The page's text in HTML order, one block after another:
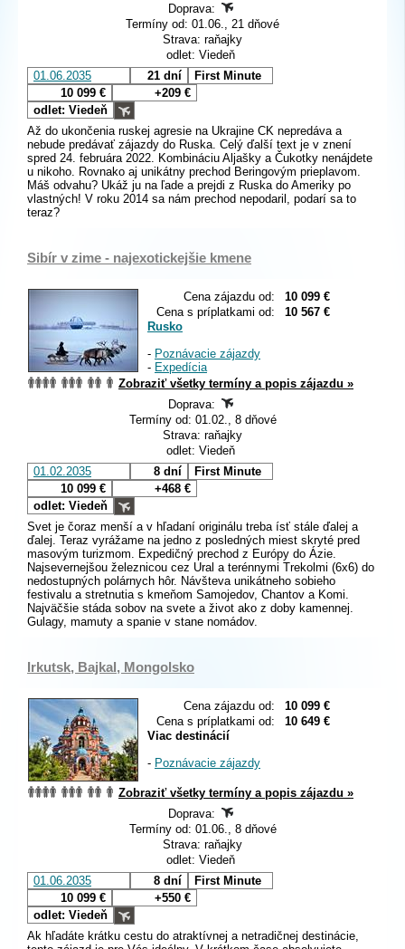
Doprava:
Termíny od: 01.06., 21 dňové
Strava: raňajky
odlet: Viedeň
01.06.2035
21 dní
First Minute
10 099 €
+209 €
odlet: Viedeň
Až do ukončenia ruskej agresie na Ukrajine CK nepredáva a
nebude predávať zájazdy do Ruska. Celý ďalší text je v znení
spred 24. februára 2022. Kombináciu Aljašky a Čukotky nenájdete
u nikoho. Rovnako aj unikátny prechod Beringovým prieplavom.
Máš odvahu? Ukáž ju na ľade a prejdi z Ruska do Ameriky po
vlastných! V roku 2014 sa nám prechod nepodaril, podarí sa to
teraz?
Sibír v zime - najexotickejšie kmene
Cena zájazdu od:
10 099 €
Cena s príplatkami od:
10 567 €
Rusko
- Poznávacie zájazdy
- Expedícia
Zobraziť všetky termíny a popis zájazdu »
Doprava:
Termíny od: 01.02., 8 dňové
Strava: raňajky
odlet: Viedeň
01.02.2035
8 dní
First Minute
10 099 €
+468 €
odlet: Viedeň
Svet je čoraz menší a v hľadaní originálu treba ísť stále ďalej a
ďalej. Teraz vyrážame na jedno z posledných miest skryté pred
masovým turizmom. Expedičný prechod z Európy do Ázie.
Najsevernejšou železnicou cez Ural a terénnymi Trekolmi (6x6) do
nedostupných polárnych hôr. Návšteva unikátneho sobieho
festivalu a stretnutia s kmeňom Samojedov, Chantov a Komi.
Najväčšie stáda sobov na svete a život ako z doby kamennej.
Gulagy, mamuty a spanie v stane nomádov.
Irkutsk, Bajkal, Mongolsko
Cena zájazdu od:
10 099 €
Cena s príplatkami od:
10 649 €
Viac destinácií
- Poznávacie zájazdy
Zobraziť všetky termíny a popis zájazdu »
Doprava:
Termíny od: 01.06., 8 dňové
Strava: raňajky
odlet: Viedeň
01.06.2035
8 dní
First Minute
10 099 €
+550 €
odlet: Viedeň
Ak hľadáte krátku cestu do atraktívnej a netradičnej destinácie,